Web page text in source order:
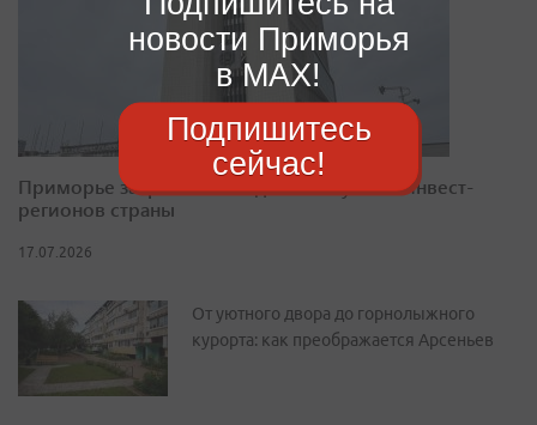
Приморье закрепилось в десятке лучших инвест-
регионов страны
17.07.2026
От уютного двора до горнолыжного
курорта: как преображается Арсеньев
новости Приморья
в MAX!
Подпишитесь
сейчас!